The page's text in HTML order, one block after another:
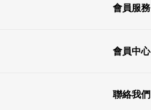
會員服務
會員中心
聯絡我們